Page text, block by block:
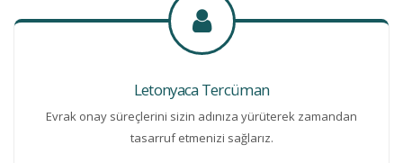
Letonyaca Tercüman
Evrak onay süreçlerini sizin adınıza yürüterek zamandan
tasarruf etmenizi sağlarız.